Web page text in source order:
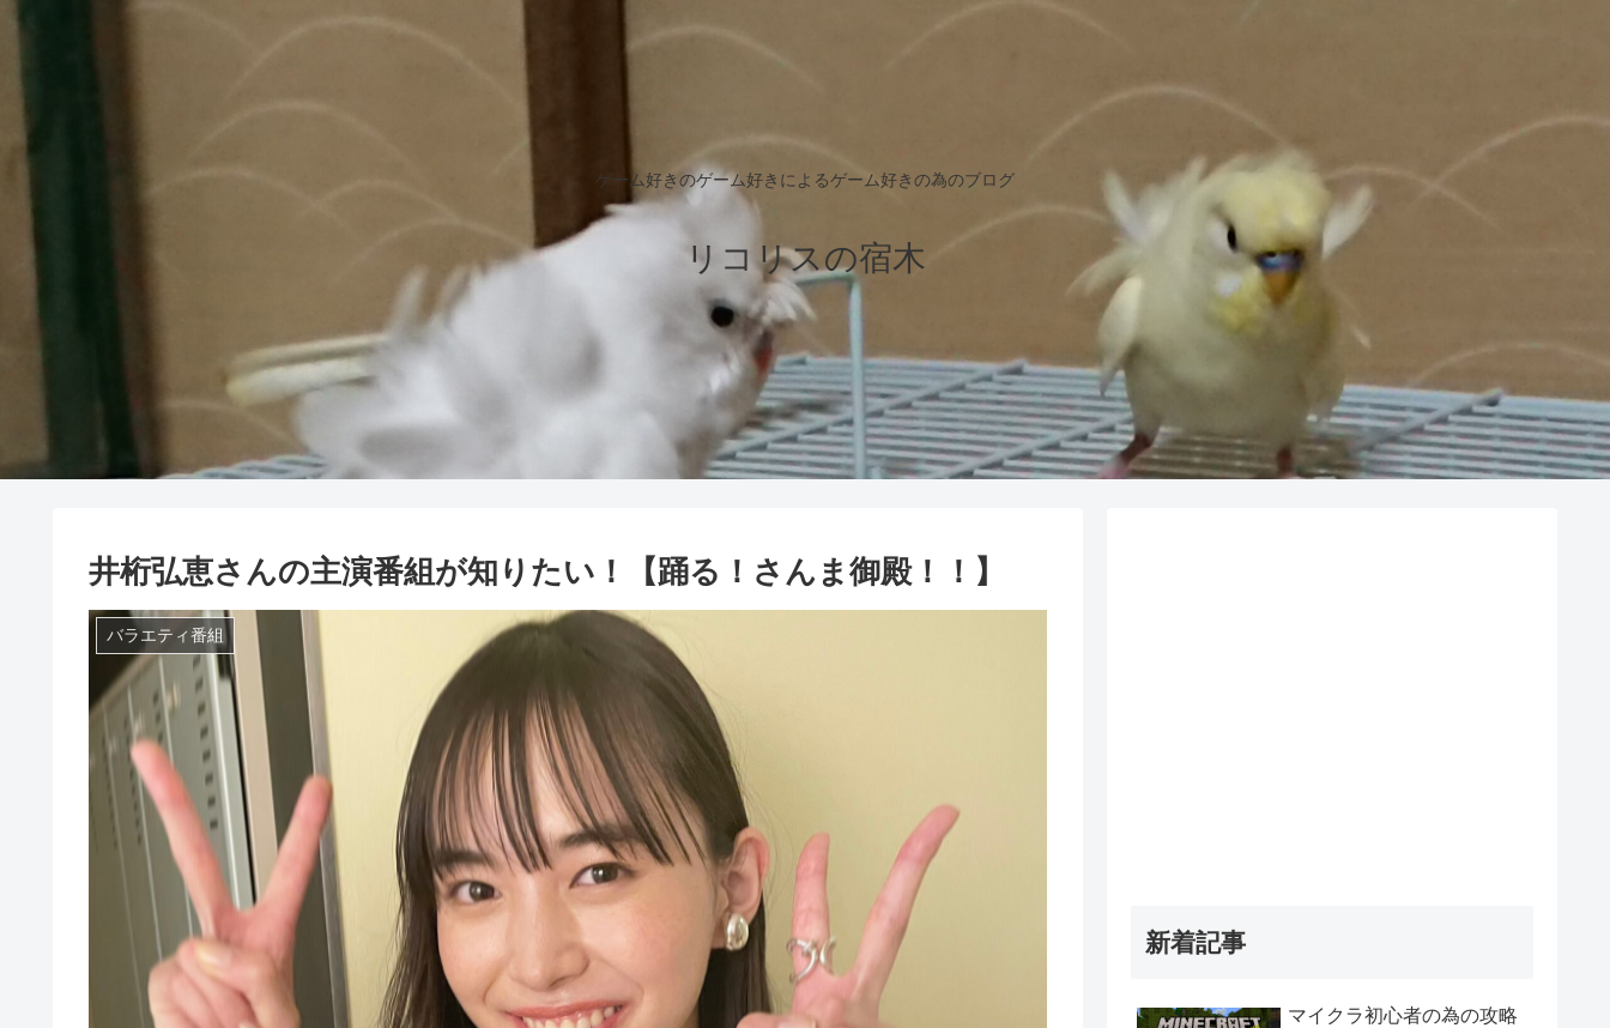
ゲーム好きのゲーム好きによるゲーム好きの為のブログ
リコリスの宿木
井桁弘恵さんの主演番組が知りたい！【踊る！さんま御殿！！】
バラエティ番組
新着記事
マイクラ初心者の為の攻略